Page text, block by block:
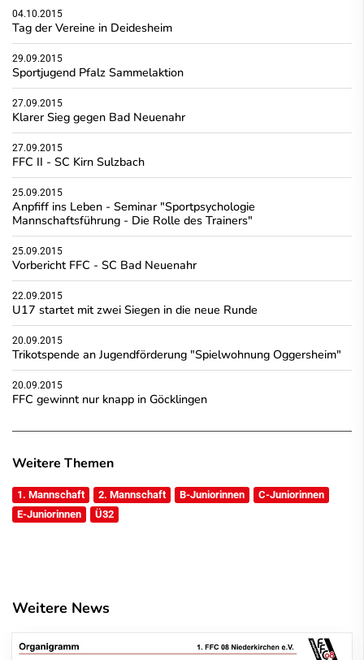
04.10.2015
Tag der Vereine in Deidesheim
29.09.2015
Sportjugend Pfalz Sammelaktion
27.09.2015
Klarer Sieg gegen Bad Neuenahr
27.09.2015
FFC II - SC Kirn Sulzbach
25.09.2015
Anpfiff ins Leben - Seminar "Sportpsychologie
Mannschaftsführung - Die Rolle des Trainers"
25.09.2015
Vorbericht FFC - SC Bad Neuenahr
22.09.2015
U17 startet mit zwei Siegen in die neue Runde
20.09.2015
Trikotspende an Jugendförderung "Spielwohnung Oggersheim"
20.09.2015
FFC gewinnt nur knapp in Göcklingen
Weitere Themen
1. Mannschaft 2. Mannschaft B-Juniorinnen
C-Juniorinnen
E-Juniorinnen
Ü32
Weitere News